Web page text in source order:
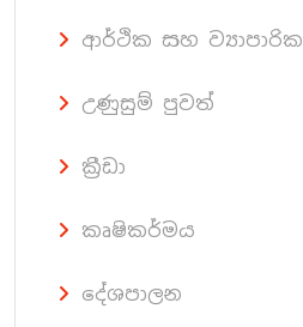
ආර්ථික සහ ව්‍යාපාරික
උණුසුම් පුවත්
ක්‍රීඩා
කෘෂිකර්මය
දේශපාලන